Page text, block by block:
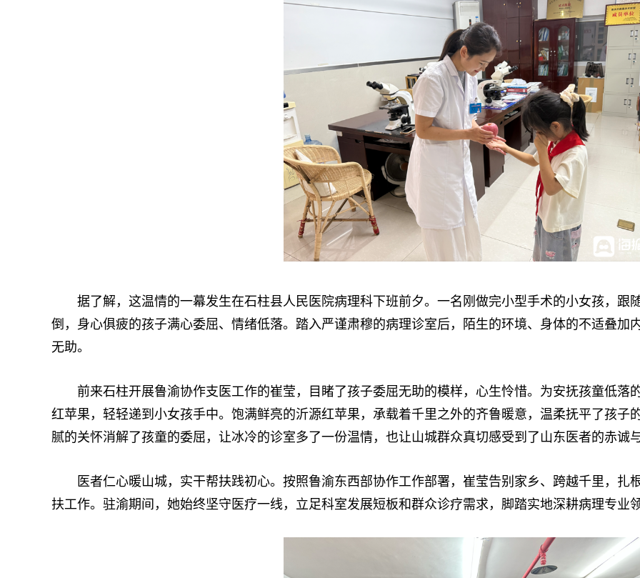
据了解，这温情的一幕发生在石柱县人民医院病理科下班前夕。一名刚做完小型手术的小女孩，跟
倒，身心俱疲的孩子满心委屈、情绪低落。踏入严谨肃穆的病理诊室后，陌生的环境、身体的不适叠加
无助。
前来石柱开展鲁渝协作支医工作的崔莹，目睹了孩子委屈无助的模样，心生怜惜。为安抚孩童低落
红苹果，轻轻递到小女孩手中。饱满鲜亮的沂源红苹果，承载着千里之外的齐鲁暖意，温柔抚平了孩子
腻的关怀消解了孩童的委屈，让冰冷的诊室多了一份温情，也让山城群众真切感受到了山东医者的赤诚
医者仁心暖山城，实干帮扶践初心。按照鲁渝东西部协作工作部署，崔莹告别家乡、跨越千里，扎
扶工作。驻渝期间，她始终坚守医疗一线，立足科室发展短板和群众诊疗需求，脚踏实地深耕病理专业